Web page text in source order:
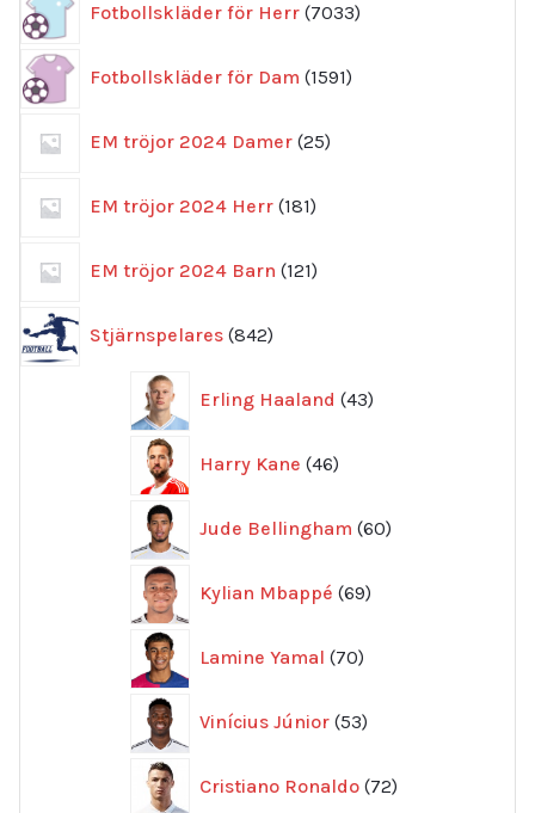
Fotbollskläder för Herr 7033
produkter
Fotbollskläder för Dam 1591
produkter
EM tröjor 2024 Damer 25
produkter
EM tröjor 2024 Herr 181
produkter
EM tröjor 2024 Barn 121
produkter
Stjärnspelares 842
produkter
Erling Haaland 43
produkter
Harry Kane 46
produkter
Jude Bellingham 60
produkter
Kylian Mbappé 69
produkter
Lamine Yamal 70
produkter
Vinícius Júnior 53
produkter
Cristiano Ronaldo 72
produkter